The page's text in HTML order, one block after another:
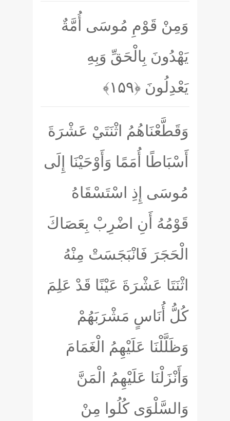
وَمِنْ قَوْمِ مُوسَى أُمَّةٌ
يَهْدُونَ بِالْحَقِّ وَبِهِ
يَعْدِلُونَ ﴿۱۵۹﴾
وَقَطَّعْنَاهُمُ اثْنَتَيْ عَشْرَةَ
أَسْبَاطًا أُمَمًا وَأَوْحَيْنَا إِلَى
مُوسَى إِذِ اسْتَسْقَاهُ
قَوْمُهُ أَنِ اضْرِبْ بِعَصَاكَ
الْحَجَرَ فَانْبَجَسَتْ مِنْهُ
اثْنَتَا عَشْرَةَ عَيْنًا قَدْ عَلِمَ
كُلُّ أُنَاسٍ مَشْرَبَهُمْ
وَظَلَّلْنَا عَلَيْهِمُ الْغَمَامَ
وَأَنْزَلْنَا عَلَيْهِمُ الْمَنَّ
وَالسَّلْوَى كُلُوا مِنْ